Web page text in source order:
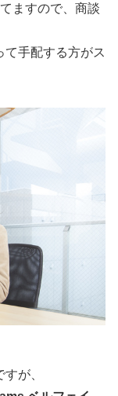
ますので、商談
て手配する方がス
が、